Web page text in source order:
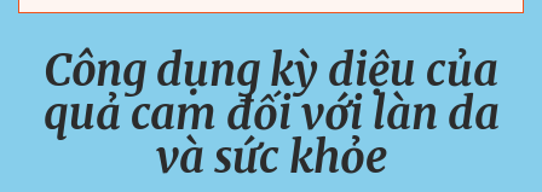
Công dụng kỳ diệu của
quả cam đối với làn da
và sức khỏe